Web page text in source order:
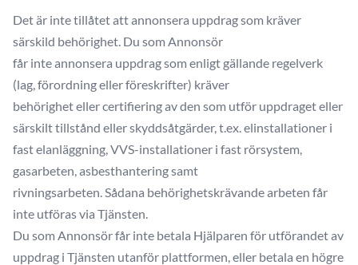
Det är inte tillåtet att annonsera uppdrag som kräver
särskild behörighet. Du som Annonsör
får inte annonsera uppdrag som enligt gällande regelverk
(lag, förordning eller föreskrifter) kräver
behörighet eller certifiering av den som utför uppdraget eller
särskilt tillstånd eller skyddsåtgärder, t.ex. elinstallationer i
fast elanläggning, VVS-installationer i fast rörsystem,
gasarbeten, asbesthantering samt
rivningsarbeten. Sådana behörighetskrävande arbeten får
inte utföras via Tjänsten.
Du som Annonsör får inte betala Hjälparen för utförandet av
uppdrag i Tjänsten utanför plattformen, eller betala en högre